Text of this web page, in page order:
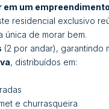
em um
residencial exclusivo
única de morar bem.
(2 por andar), garantindo
, distribuídos em:
e churrasqueira